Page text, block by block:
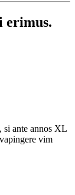
erimus.
si ante annos XL
vim